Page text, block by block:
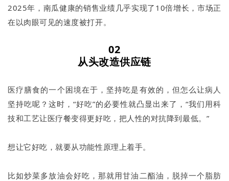
2025年，南瓜健康的销售业绩几乎实现了10倍增长，市场正
在以肉眼可见的速度被打开。
02
从头改造供应链
医疗膳食的一个困境在于，坚持吃是有效的，但怎么让病人
坚持吃呢？这时，“好吃”的必要性就凸显出来了，“我们用科
技和工艺让医疗餐变得更好吃，把人性的对抗降到最低。”
想让它好吃，就要从功能性原理上着手。
比如炒菜多放油会好吃，那就用甘油二酯油，脱掉一个脂肪